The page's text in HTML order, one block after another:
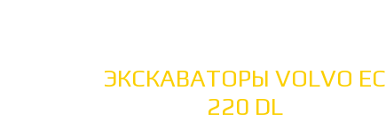
ЭКСКАВАТОРЫ VOLVO EC
220 DL